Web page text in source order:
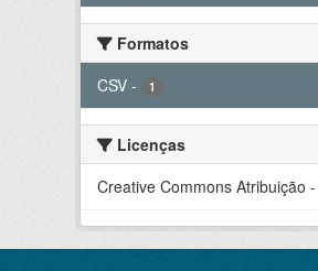
Formatos
CSV - 1
Licenças
Creative Commons Atribuição -